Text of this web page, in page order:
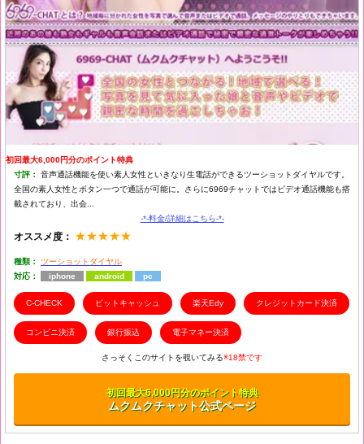
初回最大6,000円分のポイント特典
寸評：
音声通話機能を使い素人女性といきなり生電話ができるツーショットダイヤルです。
全国の素人女性とボタン一つで通話が可能に。さらに6969チャットではビデオ通話機能も搭
載されており、出会...
-*-料金/詳細はこちら-*-
オススメ度： ★★★★★
種類：
ツーショットダイヤル
対応：
iphone android pc
C-CHECK ビットキャッシュ 楽天Edy クレジットカード決済
コンビニ決済 銀行振込 電子マネー決済
さっそくこのサイトを覗いてみる※18禁です
初回最大6,000円分のポイント特典
ムクムクチャット公式ページ